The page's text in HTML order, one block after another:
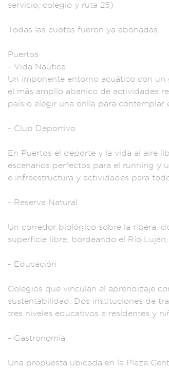
servicio, colegio y ruta 25)
Todas las cuotas fueron ya abonadas.
Puertos
- Vida Naútica
Un imponente entorno acuático con un
e l más amplio abanico de actividades
país o elegir una orilla para contemp lar
- Club Deportivo
En Puertos el deporte y la vida al aire
escenarios perfectos para el running y
e infraestructura y actividades para
- Reserva Natural
Un corredor biológico sobre l a ribera,
superficie l ibre, bordeando el Río Luj
- Educación
Col egios que vinculan el aprendizaje
sustentabilidad.
Dos instituciones de
tres niveles educativos a residentes y
- Gastronomía
Una propuesta ubicada en la Plaza